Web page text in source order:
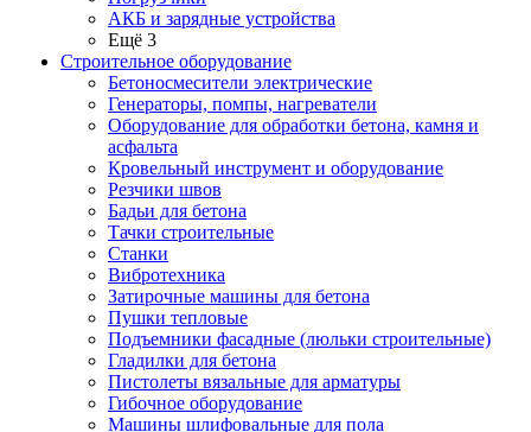
АКБ и зарядные устройства
Ещё 3
Строительное оборудование
Бетоносмесители электрические
Генераторы, помпы, нагреватели
Оборудование для обработки бетона, камня и
асфальта
Кровельный инструмент и оборудование
Резчики швов
Бадьи для бетона
Тачки строительные
Станки
Вибротехника
Затирочные машины для бетона
Пушки тепловые
Подъемники фасадные (люльки строительные)
Гладилки для бетона
Пистолеты вязальные для арматуры
Гибочное оборудование
Машины шлифовальные для пола